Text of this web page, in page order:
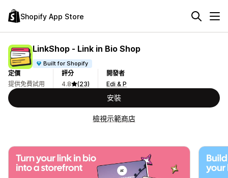
Shopify App Store
LinkShop ‑ Link in Bio Shop
Built for Shopify
定價
提供免費試用
評分
4.8
(23)
開發者
Edi & P
安裝
檢視示範商店